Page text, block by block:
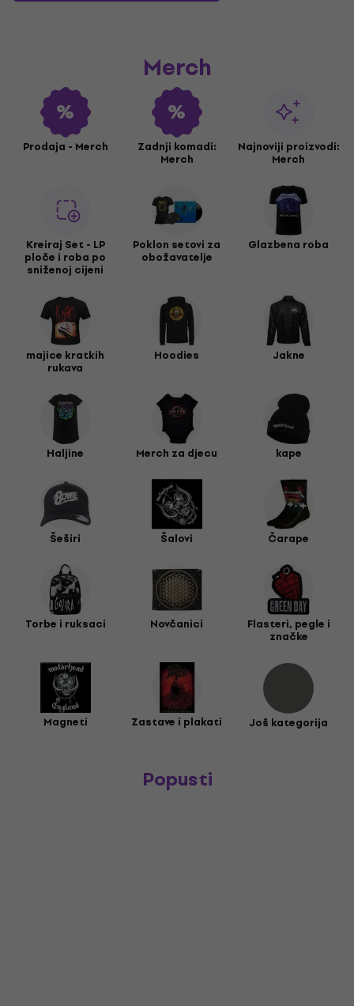
Merch
Prodaja - Merch Zadnji komadi:
Merch
Najnoviji proizvodi:
Merch
Kreiraj Set - LP
ploče i roba po
sniženoj cijeni
Poklon setovi za
obožavatelje
Glazbena roba
majice kratkih
rukava
Hoodies Jakne
Haljine Merch za djecu kape
Šeširi Šalovi Čarape
Torbe i ruksaci Novčanici Flasteri, pegle i
značke
Magneti Zastave i plakati Još kategorija
Popusti